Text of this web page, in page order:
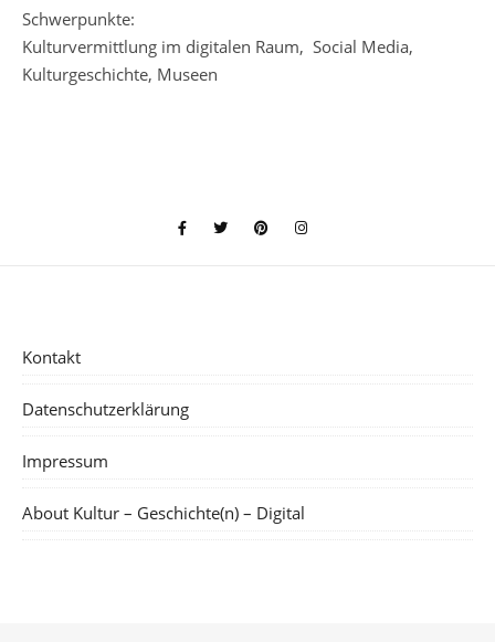
Schwerpunkte:
Kulturvermittlung im digitalen Raum, Social Media,
Kulturgeschichte, Museen
Kontakt
Datenschutzerklärung
Impressum
About Kultur – Geschichte(n) – Digital